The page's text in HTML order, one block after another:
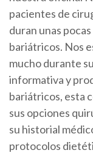
pacientes de
duran unas
bariátricos. Nos
mucho durante
informativa y
bariátricos, esta
sus opciones
su historial
protocolos